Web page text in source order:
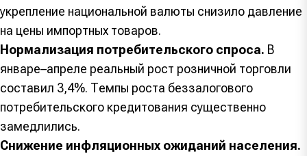
укрепление национальной валюты снизило давление
на цены импортных товаров.
Нормализация потребительского спроса. В
январе–апреле реальный рост розничной торговли
составил 3,4%. Темпы роста беззалогового
потребительского кредитования существенно
замедлились.
Снижение инфляционных ожиданий населения.